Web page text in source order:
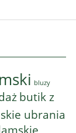
bluzy
butik z
ubrania